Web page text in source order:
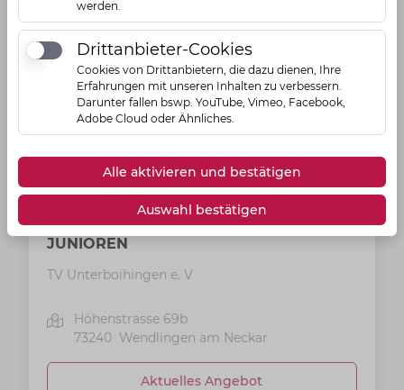
Sportverein
TV Unterboihingen | FUSSBALL |
JUNIOREN
TV Unterboihingen e. V
Höhenstrasse 69b
73240 Wendlingen am Neckar
Aktuelles Angebot
werden.
Drittanbieter-Cookies
Drittanbieter-Cookies
Cookies von Drittanbietern, die dazu dienen, Ihre
Erfahrungen mit unseren Inhalten zu verbessern.
Darunter fallen bswp. YouTube, Vimeo, Facebook,
Adobe Cloud oder Ähnliches.
Alle aktivieren und bestätigen
Auswahl bestätigen